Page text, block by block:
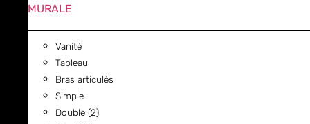
MURALE
Vanité
Tableau
Bras articulés
Simple
Double (2)